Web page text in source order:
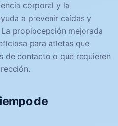
corporal y la
a prevenir caídas y
propiocepción mejorada
para atletas que
de contacto o que requieren
de